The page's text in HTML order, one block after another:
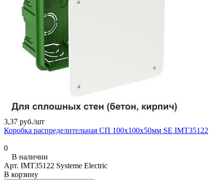
3,37 руб./шт
Коробка распределительная СП 100х100х50мм SE IMT35122
0
В наличии
Арт. IMT35122 Systeme Electric
В корзину